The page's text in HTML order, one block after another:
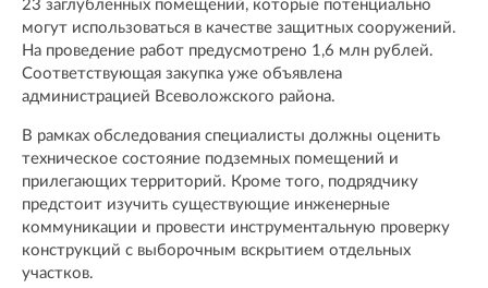
23 заглубленных помещений, которые потенциально
могут использоваться в качестве защитных сооружений.
На проведение работ предусмотрено 1,6 млн рублей.
Соответствующая закупка уже объявлена
администрацией Всеволожского района.
В рамках обследования специалисты должны оценить
техническое состояние подземных помещений и
прилегающих территорий. Кроме того, подрядчику
предстоит изучить существующие инженерные
коммуникации и провести инструментальную проверку
конструкций с выборочным вскрытием отдельных
участков.